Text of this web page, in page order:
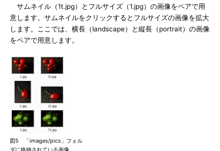
サムネイル（1t.jpg）とフルサイズ（1.jpg）の画像をペアで用
意します。サムネイルをクリックするとフルサイズの画像を拡大
します。ここでは、横長（landscape）と縦長（portrait）の画像
をペアで用意します。
図5 「images/pics」フォル
ダに格納されている画像